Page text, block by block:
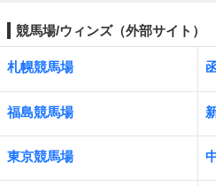
競馬場/ウィンズ（外部サイト）
札幌競馬場
福島競馬場
東京競馬場